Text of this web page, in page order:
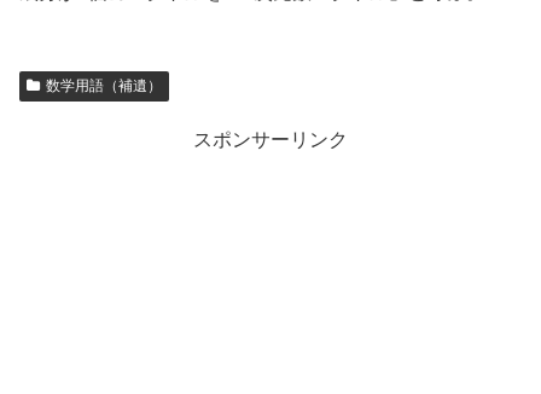
数学用語（補遺）
スポンサーリンク